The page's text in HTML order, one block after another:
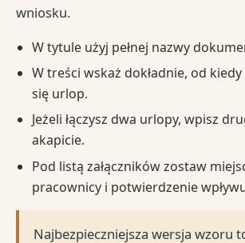
wniosku.
W tytule użyj pełnej nazwy
W treści wskaż dokładnie, od
się urlop.
Jeżeli łączysz dwa urlopy, wpisz
akapicie.
Pod listą załączników zostaw
pracownicy i potwierdzenie
Najbezpieczniejsza wersja wzoru